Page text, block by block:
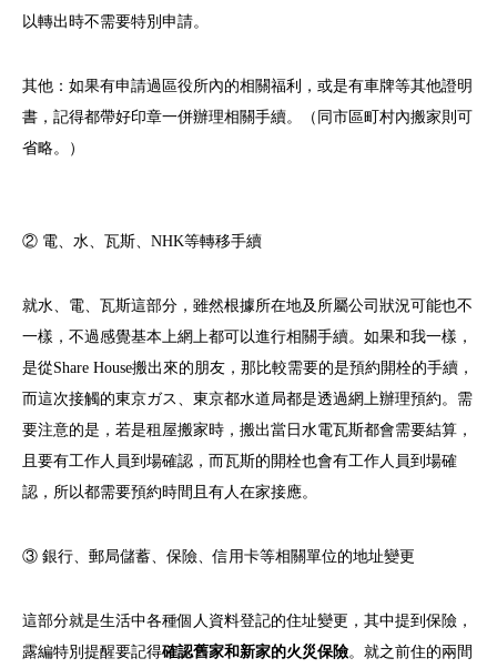
以轉出時不需要特別申請。
其他：如果有申請過區役所內的相關福利，或是有車牌等其他證明
書，記得都帶好印章一併辦理相關手續。（同市區町村內搬家則可
省略。）
② 電、水、瓦斯、NHK等轉移手續
就水、電、瓦斯這部分，雖然根據所在地及所屬公司狀況可能也不
一樣，不過感覺基本上網上都可以進行相關手續。如果和我一樣，
是從Share House搬出來的朋友，那比較需要的是預約開栓的手續，
而這次接觸的東京ガス、東京都水道局都是透過網上辦理預約。需
要注意的是，若是租屋搬家時，搬出當日水電瓦斯都會需要結算，
且要有工作人員到場確認，而瓦斯的開栓也會有工作人員到場確
認，所以都需要預約時間且有人在家接應。
③ 銀行、郵局儲蓄、保險、信用卡等相關單位的地址變更
這部分就是生活中各種個人資料登記的住址變更，其中提到保險，
露編特別提醒要記得確認舊家和新家的火災保險。就之前住的兩間